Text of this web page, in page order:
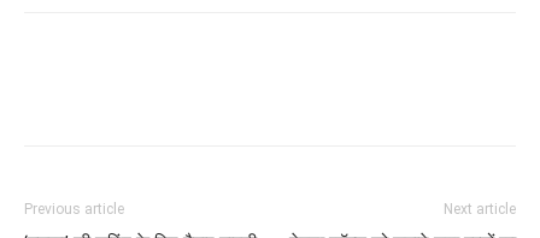
Previous article Next article